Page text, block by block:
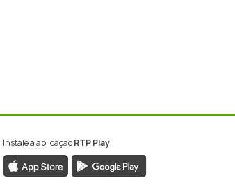
Instale a aplicaçãoRTP Play